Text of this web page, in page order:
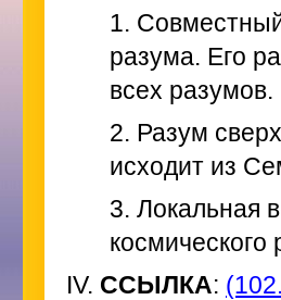
1.
разума. Его
всех разумов.
2. Разум
исходит из
3. Локальная
космического
IV. ССЫЛКА: